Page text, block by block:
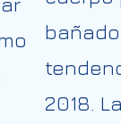
2018.